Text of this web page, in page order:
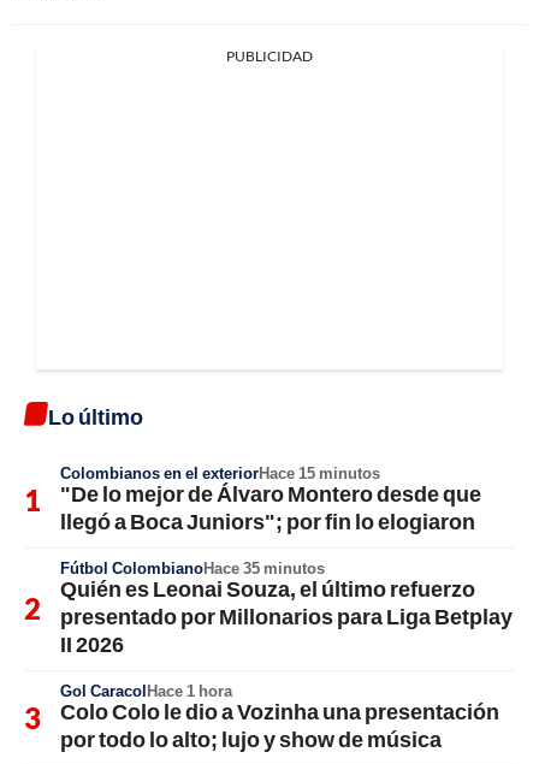
PUBLICIDAD
Lo último
Colombianos en el exteriorHace 15 minutos
"De lo mejor de Álvaro Montero desde que
llegó a Boca Juniors"; por fin lo elogiaron
Fútbol ColombianoHace 35 minutos
Quién es Leonai Souza, el último refuerzo
presentado por Millonarios para Liga Betplay
II 2026
Gol CaracolHace 1 hora
Colo Colo le dio a Vozinha una presentación
por todo lo alto; lujo y show de música